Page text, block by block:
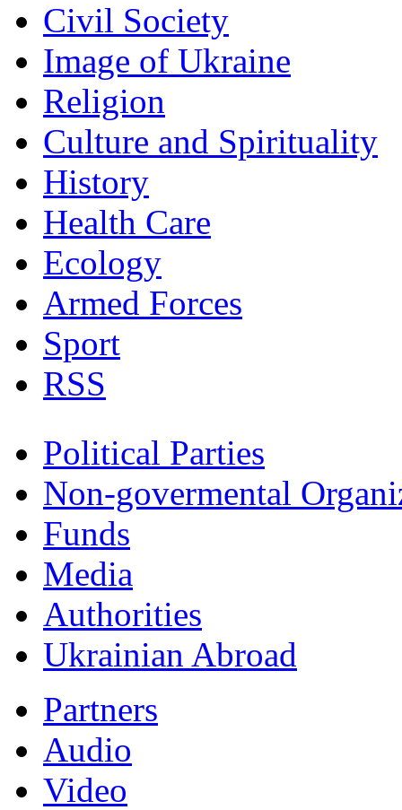
Civil Society
Image of Ukraine
Religion
Culture and Spirituality
History
Health Care
Ecology
Armed Forces
Sport
RSS
Political Parties
Non-govermental
Funds
Мedia
Authorities
Ukrainian Abroad
Partners
Audio
Video